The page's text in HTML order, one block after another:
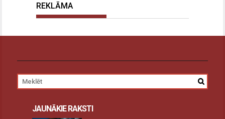
REKLĀMA
JAUNĀKIE RAKSTI